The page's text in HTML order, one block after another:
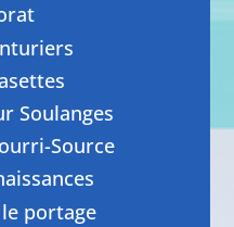
Soulanges
Source
portage